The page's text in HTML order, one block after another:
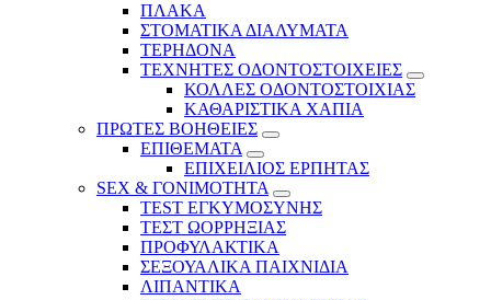
ΠΛΑΚΑ
ΣΤΟΜΑΤΙΚΑ ΔΙΑΛΥΜΑΤΑ
ΤΕΡΗΔΟΝΑ
ΤΕΧΝΗΤΕΣ ΟΔΟΝΤΟΣΤΟΙΧΕΙΕΣ
ΚΟΛΛΕΣ ΟΔΟΝΤΟΣΤΟΙΧΙΑΣ
ΚΑΘΑΡΙΣΤΙΚΑ ΧΑΠΙΑ
ΠΡΩΤΕΣ ΒΟΗΘΕΙΕΣ
ΕΠΙΘΕΜΑΤΑ
ΕΠΙΧΕΙΛΙΟΣ ΕΡΠΗΤΑΣ
SEX & ΓΟΝΙΜΟΤΗΤΑ
TEST ΕΓΚΥΜΟΣΥΝΗΣ
ΤΕΣΤ ΩΟΡΡΗΞΙΑΣ
ΠΡΟΦΥΛΑΚΤΙΚΑ
ΣΕΞΟΥΑΛΙΚΑ ΠΑΙΧΝΙΔΙΑ
ΛΙΠΑΝΤΙΚΑ